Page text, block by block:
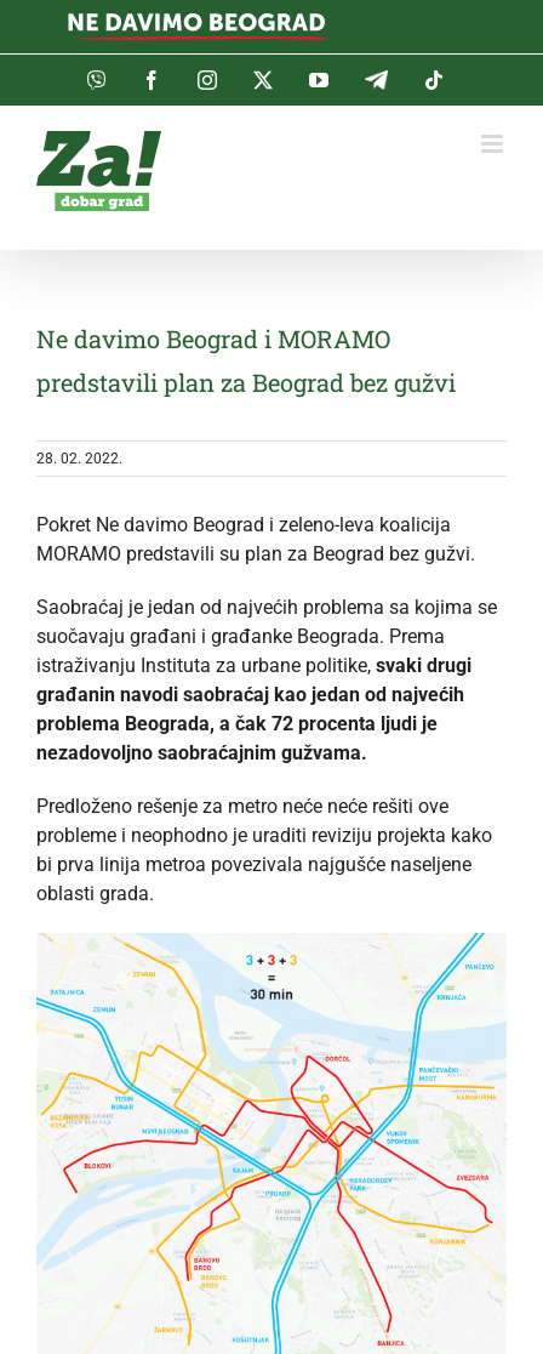
Viber FacebookInstagramTwitterYouTubeTelegram
Ne davimo Beograd i MORAMO
predstavili plan za Beograd bez gužvi
28. 02. 2022.
Pokret Ne davimo Beograd i zeleno-leva koalicija
MORAMO predstavili su plan za Beograd bez gužvi.
Saobraćaj je jedan od najvećih problema sa kojima se
suočavaju građani i građanke Beograda. Prema
istraživanju Instituta za urbane politike, svaki drugi
građanin navodi saobraćaj kao jedan od najvećih
problema Beograda, a čak 72 procenta ljudi je
nezadovoljno saobraćajnim gužvama.
Predloženo rešenje za metro neće neće rešiti ove
probleme i neophodno je uraditi reviziju projekta kako
bi prva linija metroa povezivala najgušće naseljene
oblasti grada.